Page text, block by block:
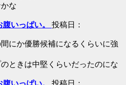
な
いっぱい。 投稿日：
にか優勝候補になるくらいに強
ときは中堅くらいだったのにな
いっぱい。 投稿日：